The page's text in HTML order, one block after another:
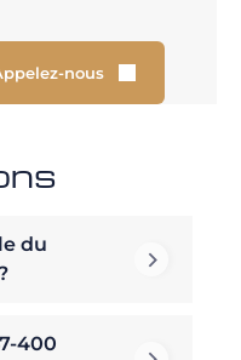
nous
du
400